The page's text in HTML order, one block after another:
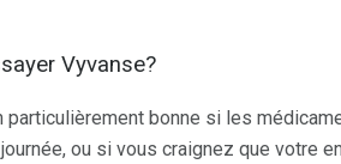
Vyvanse?
particulièrement bonne si les
ou si vous craignez que votre